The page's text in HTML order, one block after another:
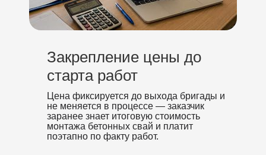
Закрепление цены до
старта работ
Цена фиксируется до выхода бригады и
не меняется в процессе — заказчик
заранее знает итоговую стоимость
монтажа бетонных свай и платит
поэтапно по факту работ.